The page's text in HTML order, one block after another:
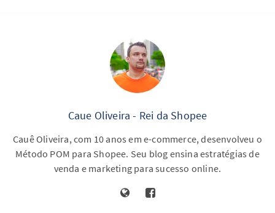
Caue Oliveira - Rei da Shopee
Cauê Oliveira, com 10 anos em e-commerce, desenvolveu o
Método POM para Shopee. Seu blog ensina estratégias de
venda e marketing para sucesso online.